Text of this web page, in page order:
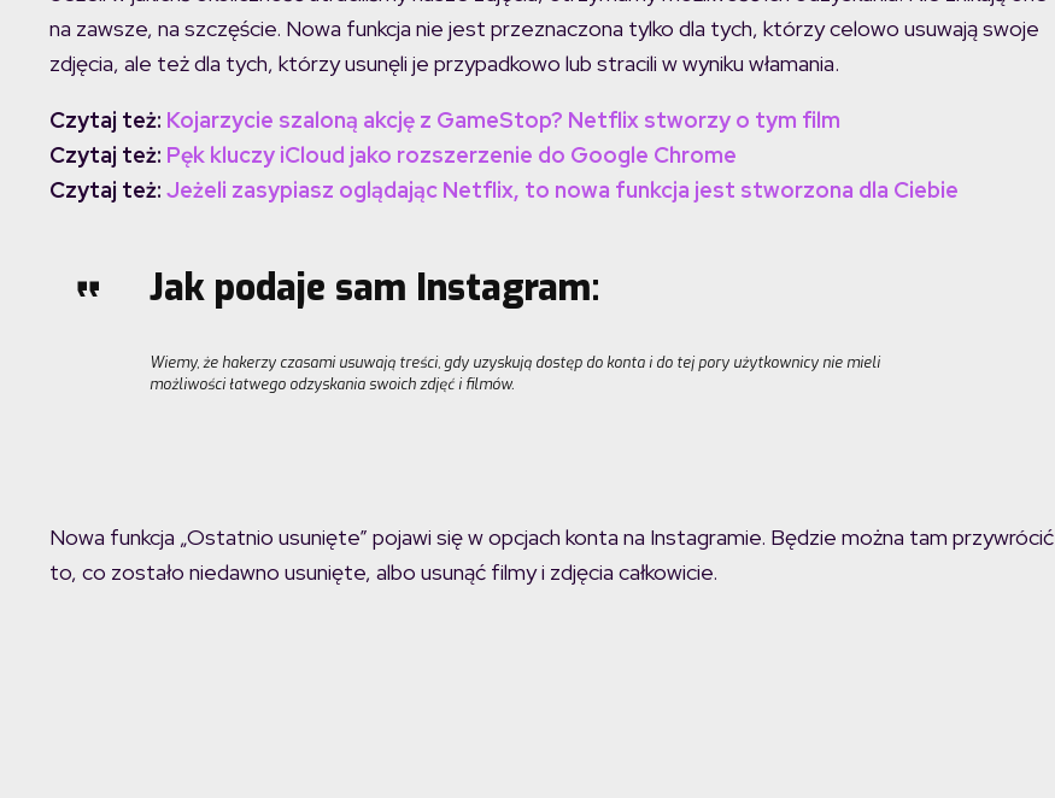
na zawsze, na szczęście. Nowa funkcja nie jest przeznaczona tylko dla tych, którzy celowo usuwają swoje
zdjęcia, ale też dla tych, którzy usunęli je przypadkowo lub stracili w wyniku włamania.
Czytaj też: Kojarzycie szaloną akcję z GameStop? Netflix stworzy o tym film
Czytaj też: Pęk kluczy iCloud jako rozszerzenie do Google Chrome
Czytaj też: Jeżeli zasypiasz oglądając Netflix, to nowa funkcja jest stworzona dla Ciebie
Jak podaje sam Instagram:
Wiemy, że hakerzy czasami usuwają treści, gdy uzyskują dostęp do konta i do tej pory użytkownicy nie mieli
możliwości łatwego odzyskania swoich zdjęć i filmów.
Nowa funkcja „Ostatnio usunięte” pojawi się w opcjach konta na Instagramie. Będzie można tam przywrócić
to, co zostało niedawno usunięte, albo usunąć filmy i zdjęcia całkowicie.